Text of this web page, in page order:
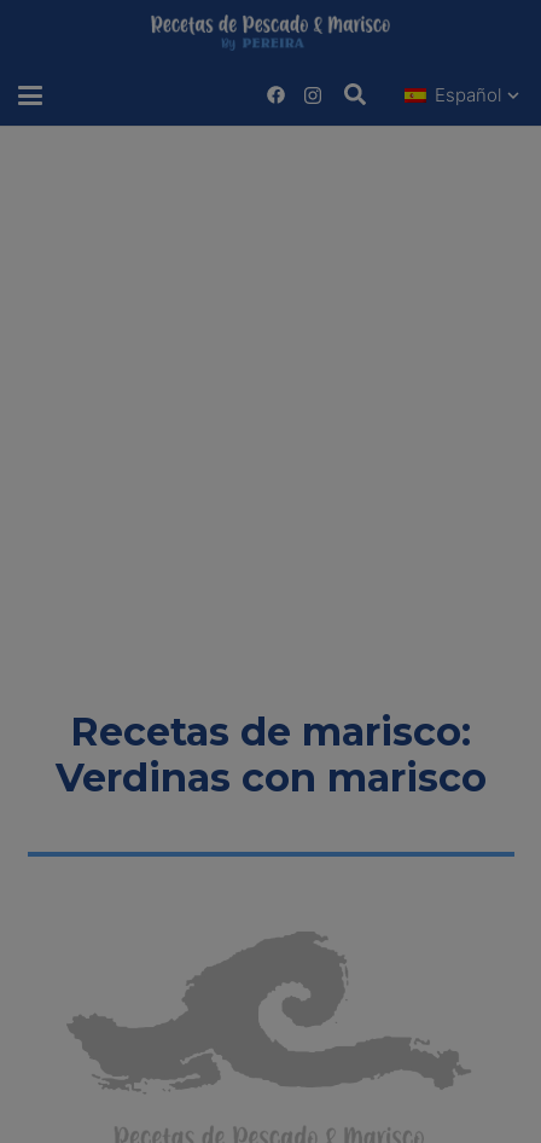
Español
Recetas de marisco:
Verdinas con marisco